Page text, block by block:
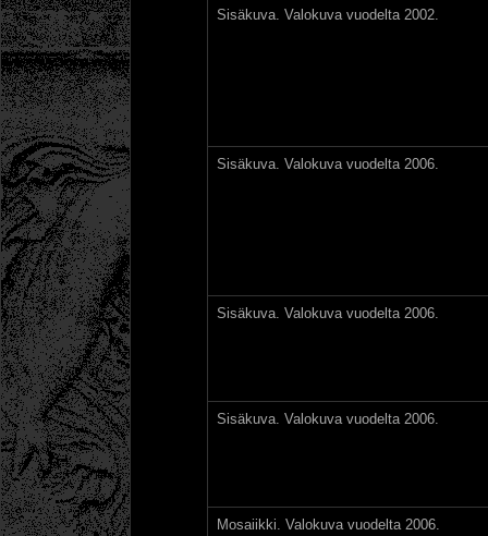
Sisäkuva. Valokuva vuodelta 2002.
Sisäkuva. Valokuva vuodelta 2006.
Sisäkuva. Valokuva vuodelta 2006.
Sisäkuva. Valokuva vuodelta 2006.
Mosaiikki. Valokuva vuodelta 2006.